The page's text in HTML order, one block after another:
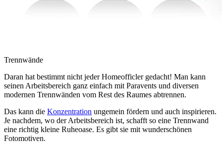
Trennwände
Daran hat bestimmt nicht jeder Homeofficler gedacht! Man kann
seinen Arbeitsbereich ganz einfach mit Paravents und diversen
modernen Trennwänden vom Rest des Raumes abtrennen.
Das kann die Konzentration ungemein fördern und auch inspirieren.
Je nachdem, wo der Arbeitsbereich ist, schafft so eine Trennwand
eine richtig kleine Ruheoase. Es gibt sie mit wunderschönen
Fotomotiven.